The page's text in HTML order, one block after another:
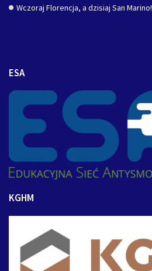
Wczoraj Florencja, a dzisiaj San Marino!
ESA
KGHM